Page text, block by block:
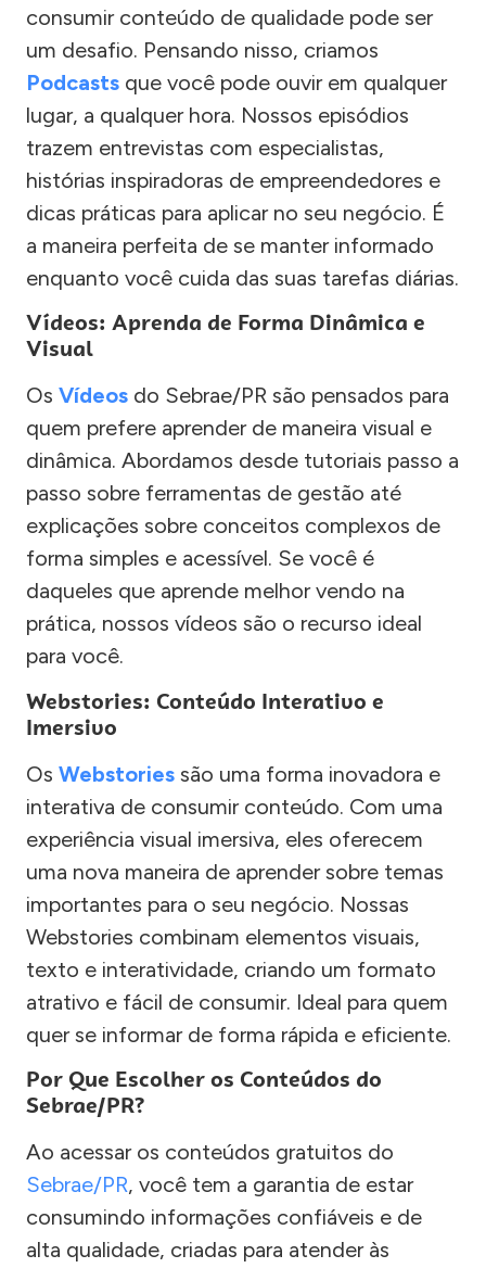
consumir conteúdo de qualidade pode ser
um desafio. Pensando nisso, criamos
Podcasts que você pode ouvir em qualquer
lugar, a qualquer hora. Nossos episódios
trazem entrevistas com especialistas,
histórias inspiradoras de empreendedores e
dicas práticas para aplicar no seu negócio. É
a maneira perfeita de se manter informado
enquanto você cuida das suas tarefas diárias.
Vídeos: Aprenda de Forma Dinâmica e
Visual
Os Vídeos do Sebrae/PR são pensados para
quem prefere aprender de maneira visual e
dinâmica. Abordamos desde tutoriais passo a
passo sobre ferramentas de gestão até
explicações sobre conceitos complexos de
forma simples e acessível. Se você é
daqueles que aprende melhor vendo na
prática, nossos vídeos são o recurso ideal
para você.
Webstories: Conteúdo Interativo e
Imersivo
Os Webstories são uma forma inovadora e
interativa de consumir conteúdo. Com uma
experiência visual imersiva, eles oferecem
uma nova maneira de aprender sobre temas
importantes para o seu negócio. Nossas
Webstories combinam elementos visuais,
texto e interatividade, criando um formato
atrativo e fácil de consumir. Ideal para quem
quer se informar de forma rápida e eficiente.
Por Que Escolher os Conteúdos do
Sebrae/PR?
Ao acessar os conteúdos gratuitos do
Sebrae/PR, você tem a garantia de estar
consumindo informações confiáveis e de
alta qualidade, criadas para atender às